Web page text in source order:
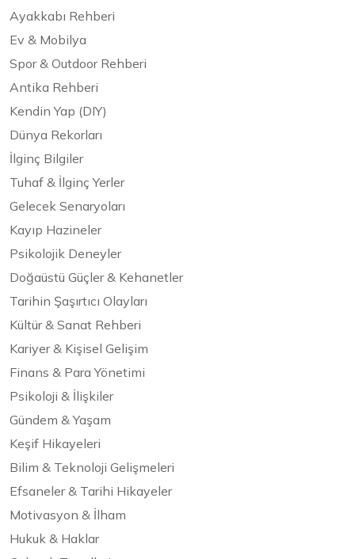
Ayakkabı Rehberi
Ev & Mobilya
Spor & Outdoor Rehberi
Antika Rehberi
Kendin Yap (DIY)
Dünya Rekorları
İlginç Bilgiler
Tuhaf & İlginç Yerler
Gelecek Senaryoları
Kayıp Hazineler
Psikolojik Deneyler
Doğaüstü Güçler & Kehanetler
Tarihin Şaşırtıcı Olayları
Kültür & Sanat Rehberi
Kariyer & Kişisel Gelişim
Finans & Para Yönetimi
Psikoloji & İlişkiler
Gündem & Yaşam
Keşif Hikayeleri
Bilim & Teknoloji Gelişmeleri
Efsaneler & Tarihi Hikayeler
Motivasyon & İlham
Hukuk & Haklar